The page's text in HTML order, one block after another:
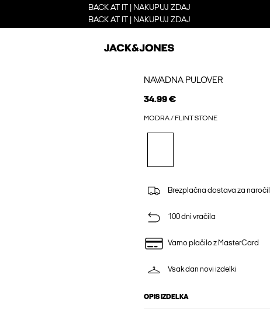
BACK AT IT | NAKUPUJ ZDAJ
BACK AT IT | NAKUPUJ ZDAJ
NAVADNA PULOVER
34.99 €
MODRA / FLINT STONE
Brezplačna dostava za
100 dni vračila
Varno plačilo z MasterCard
Vsak dan novi izdelki
OPIS IZDELKA